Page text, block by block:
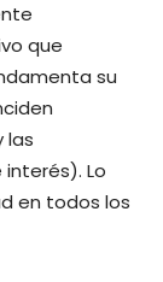
que
su
las
Lo
en todos los